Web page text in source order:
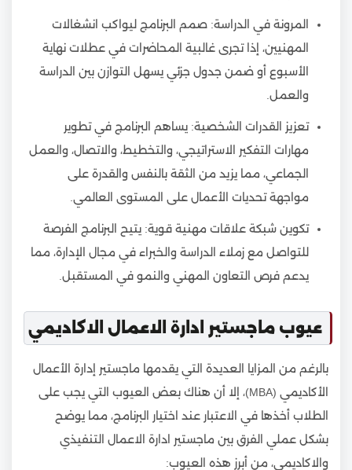
المرونة في الدراسة: صمم البرنامج ليواكب انشغالات
المهنيين، إذا تجرى غالبية المحاضرات في عطلات نهاية
الأسبوع أو ضمن جدول جزئي يسهل التوازن بين الدراسة
والعمل.
تعزيز القدرات الشخصية: يساهم البرنامج في تطوير
مهارات التفكير الاستراتيجي، والتخطيط، والاتصال، والعمل
الجماعي، مما يزيد من الثقة بالنفس والقدرة على
مواجهة تحديات الأعمال على المستوى العالمي.
تكوين شبكة علاقات مهنية قوية: يتيح البرنامج الفرصة
للتواصل مع زملاء الدراسة والخبراء في مجال الإدارة، مما
يدعم فرص التعاون المهني والنمو في المستقبل.
عيوب ماجستير ادارة الاعمال الاكاديمي
بالرغم من المزايا العديدة التي يقدمها ماجستير إدارة الأعمال
الأكاديمي (MBA)، إلا أن هناك بعض العيوب التي يجب على
الطلاب أخذها في الاعتبار عند اختيار البرنامج، مما يوضح
بشكل عملي الفرق بين ماجستير ادارة الاعمال التنفيذي
والاكاديمي، من أبرز هذه العيوب: